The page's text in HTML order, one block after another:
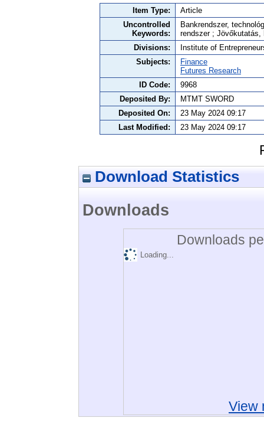
Item Type:
Article
Uncontrolled
Keywords:
Bankrendszer,
rendszer ; Jövőkutatás,
Divisions:
Institute of
Subjects:
Finance
Futures Research
ID Code:
9968
Deposited By:
MTMT SWORD
Deposited On:
23 May 2024 09:17
Last Modified:
23 May 2024 09:17
Download Statistics
Downloads
Downloads
Loading...
View